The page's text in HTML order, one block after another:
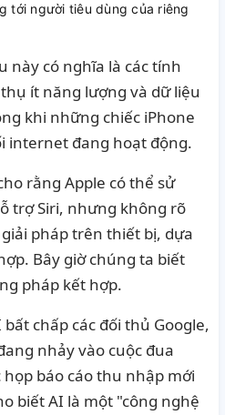
tới người tiêu dùng của riêng
này có nghĩa là các tính
ít năng lượng và dữ liệu
khi những chiếc iPhone
internet đang hoạt động.
rằng Apple có thể sử
trợ Siri, nhưng không rõ
pháp trên thiết bị, dựa
Bây giờ chúng ta biết
pháp kết hợp.
chấp các đối thủ Google,
nhảy vào cuộc đua
họp báo cáo thu nhập mới
biếtAI là một "công nghệ